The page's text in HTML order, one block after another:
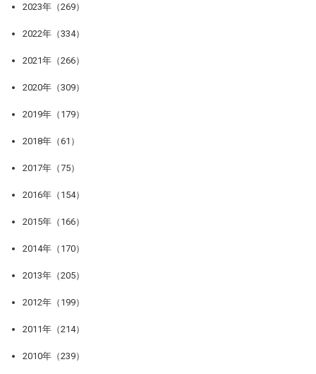
2023年（269）
2022年（334）
2021年（266）
2020年（309）
2019年（179）
2018年（61）
2017年（75）
2016年（154）
2015年（166）
2014年（170）
2013年（205）
2012年（199）
2011年（214）
2010年（239）